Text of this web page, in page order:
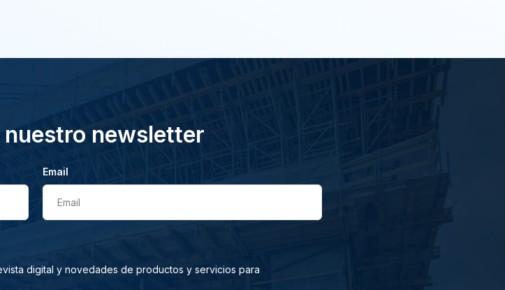
newsletter
Email
Email
digital y novedades de productos y servicios para